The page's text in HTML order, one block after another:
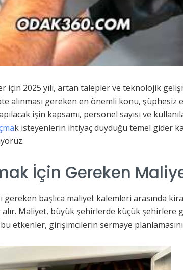
için 2025 yılı, artan talepler ve teknolojik
alınması gereken en önemli konu, şüphesiz
işin kapsamı, personel sayısı ve
k isteyenlerin ihtiyaç duyduğu temel gider
İçin Gereken
gereken başlıca maliyet kalemleri arasında
Maliyet, büyük şehirlerde küçük şehirlere
etkenler, girişimcilerin sermaye